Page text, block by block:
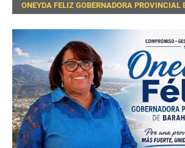
ONEYDA FELIZ GOBERNADORA PROVINCIAL